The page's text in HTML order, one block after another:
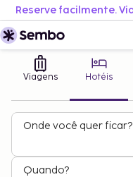
Viagens Hotéis
Onde você quer ficar?
Quando?